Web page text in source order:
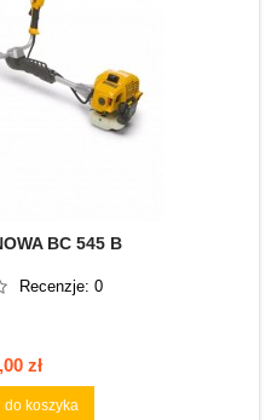
BC 545 B
Recenzje: 0
zł
do koszyka